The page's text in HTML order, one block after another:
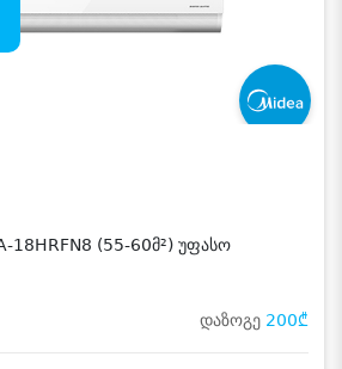
18HRFN8 (55-60მ²) უფასო
დაზოგე 200₾